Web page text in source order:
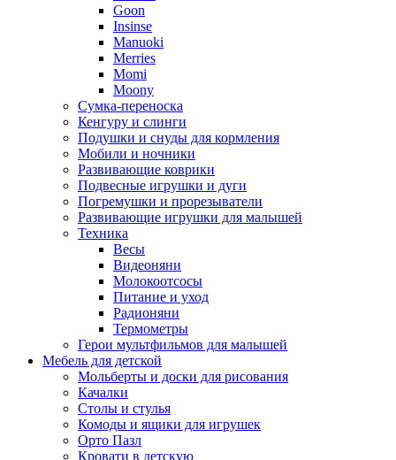
Goon
Insinse
Manuoki
Merries
Momi
Moony
Сумка-переноска
Кенгуру и слинги
Подушки и снуды для кормления
Мобили и ночники
Развивающие коврики
Подвесные игрушки и дуги
Погремушки и прорезыватели
Развивающие игрушки для малышей
Техника
Весы
Видеоняни
Молокоотсосы
Питание и уход
Радионяни
Термометры
Герои мультфильмов для малышей
Мебель для детской
Мольберты и доски для рисования
Качалки
Столы и стулья
Комоды и ящики для игрушек
Орто Пазл
Кровати в детскую